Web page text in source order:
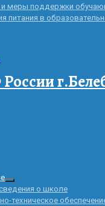
и меры поддержки
питания в
о школе
техническое